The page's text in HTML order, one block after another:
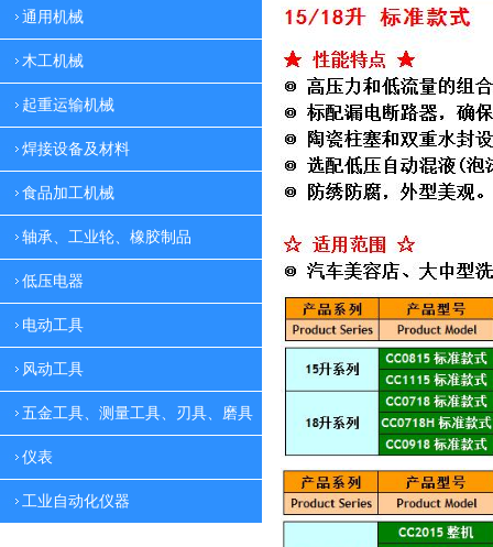
通用机械
木工机械
起重运输机械
焊接设备及材料
食品加工机械
轴承、工业轮、橡胶制品
低压电器
电动工具
风动工具
五金工具、测量工具、刃具、磨具
仪表
工业自动化仪器